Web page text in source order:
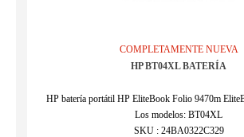
COMPLETAMENTE NUEVA
HP BT04XL BATERÍA
HP batería portátil HP EliteBook Folio 9470m
Los modelos: BT04XL
SKU : 24BA0322C329